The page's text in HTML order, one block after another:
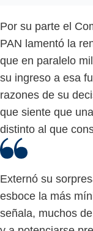
Por su parte el
PAN lamentó la
que en paralelo
su ingreso a esa
razones de su
que siente que
distinto al que
Externó su
esboce la más
señala, muchos